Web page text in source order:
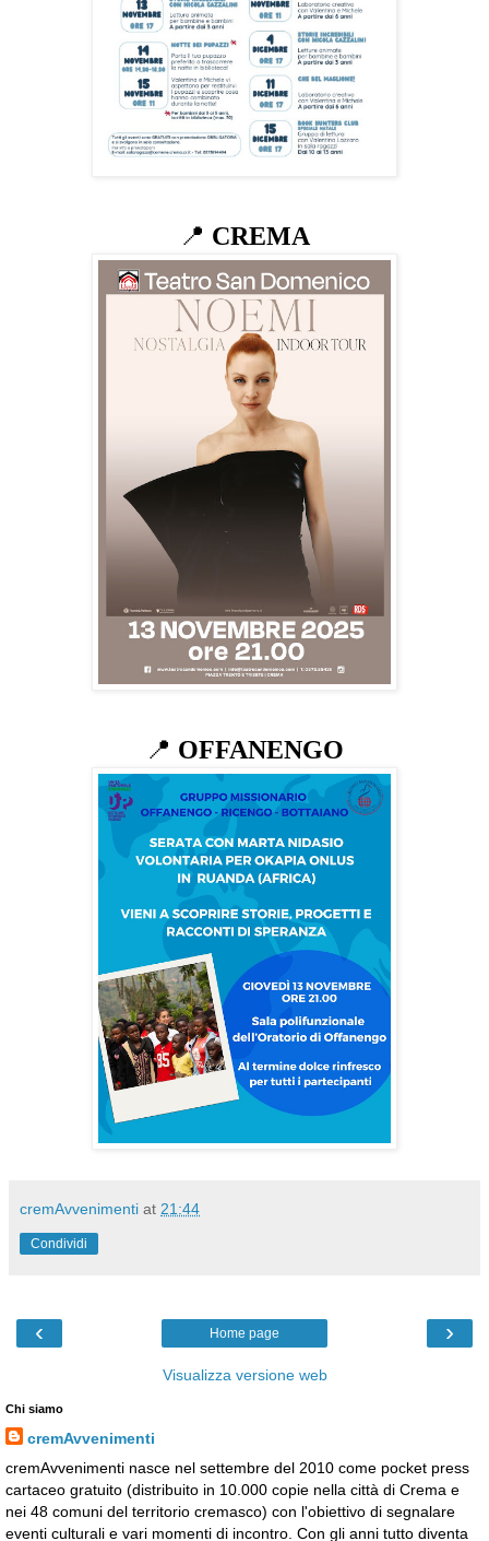
📍 CREMA
📍 OFFANENGO
cremAvvenimenti at 21:44
Condividi
‹ ›
Home page
Visualizza versione web
Chi siamo
cremAvvenimenti
cremAvvenimenti nasce nel settembre del 2010 come pocket press
cartaceo gratuito (distribuito in 10.000 copie nella città di Crema e
nei 48 comuni del territorio cremasco) con l'obiettivo di segnalare
eventi culturali e vari momenti di incontro. Con gli anni tutto diventa